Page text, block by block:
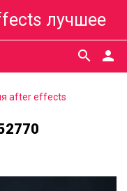
лучшее
person
search
after effects